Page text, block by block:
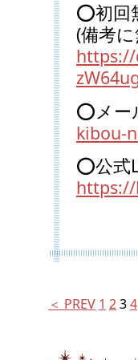
️⭕️初回
(備考
https://
️⭕️メー
kibou-
⭕️公式
https://
＜ PREV 1 234